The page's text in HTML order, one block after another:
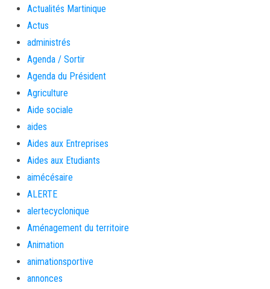
Actualités Martinique
Actus
administrés
Agenda / Sortir
Agenda du Président
Agriculture
Aide sociale
aides
Aides aux Entreprises
Aides aux Etudiants
aimécésaire
ALERTE
alertecyclonique
Aménagement du territoire
Animation
animationsportive
annonces